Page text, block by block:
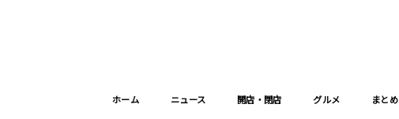
ホーム ニュース 開店・閉店 グルメ まとめ